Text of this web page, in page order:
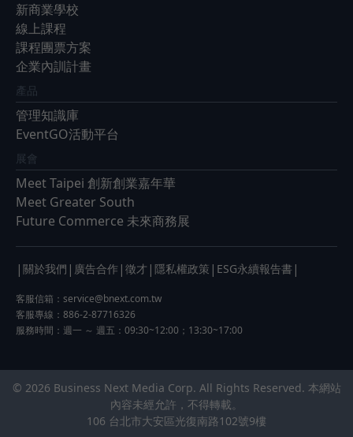
新商業學校
線上課程
課程團票方案
企業內訓計畫
產品
管理知識庫
EventGO活動平台
展會
Meet Taipei 創新創業嘉年華
Meet Greater South
Future Commerce 未來商務展
| 關於我們 | 廣告合作 | 徵才 | 隱私權政策 | ESG永續報告書 |
客服信箱： service@bnext.com.tw
客服專線：886-2-87716326
服務時間：週一 ～ 週五：09:30~12:00；13:30~17:00
© 2026 Business Next Media Corp. All Rights Reserved. 本網站
內容未經允許，不得轉載。
106 台北市大安區光復南路102號9樓